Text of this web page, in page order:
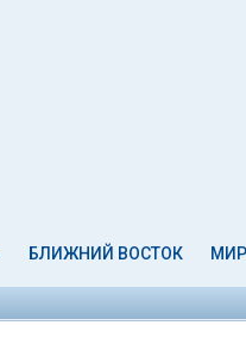
БЛИЖНИЙ ВОСТОК МИР